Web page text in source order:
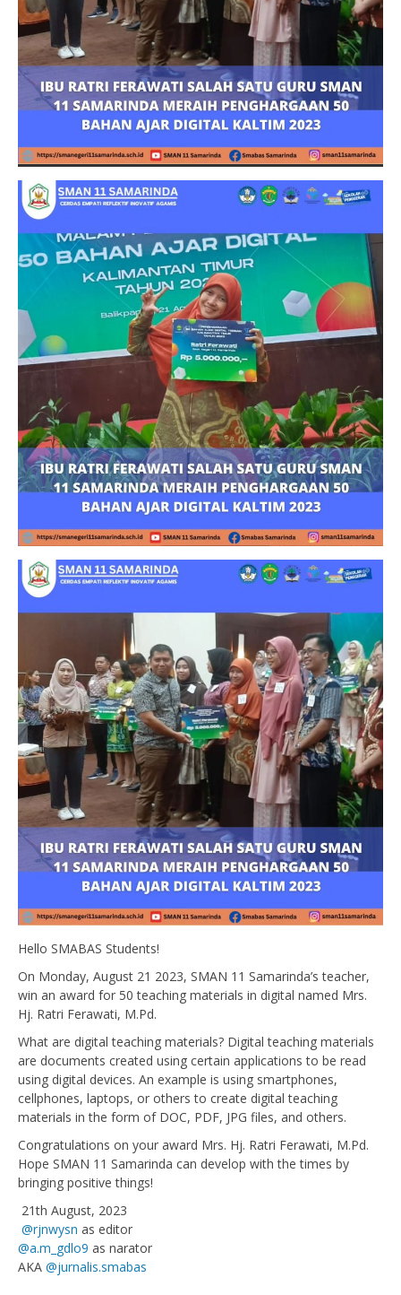
Hello SMABAS Students!
On Monday, August 21 2023, SMAN 11 Samarinda’s teacher,
win an award for 50 teaching materials in digital named Mrs.
Hj. Ratri Ferawati, M.Pd.
What are digital teaching materials? Digital teaching materials
are documents created using certain applications to be read
using digital devices. An example is using smartphones,
cellphones, laptops, or others to create digital teaching
materials in the form of DOC, PDF, JPG files, and others.
Congratulations on your award Mrs. Hj. Ratri Ferawati, M.Pd.
Hope SMAN 11 Samarinda can develop with the times by
bringing positive things!
️ 21th August, 2023
@rjnwysn as editor
@a.m_gdlo9 as narator
AKA @jurnalis.smabas